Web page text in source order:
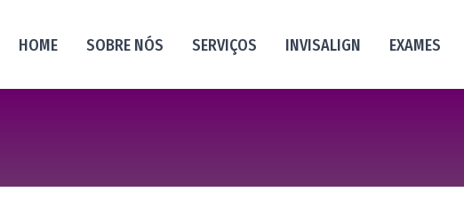
HOME SOBRE NÓS SERVIÇOS INVISALIGN EXAMES